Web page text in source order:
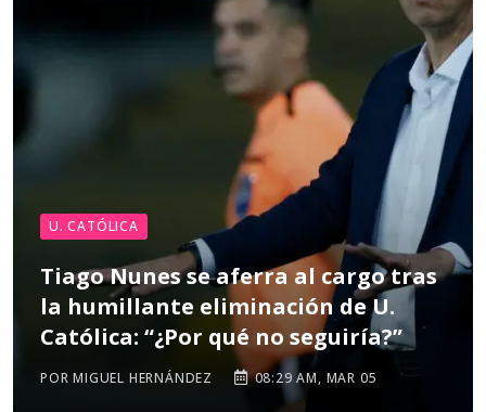
U. CATÓLICA
Tiago Nunes se aferra al cargo tras
la humillante eliminación de U.
Católica: “¿Por qué no seguiría?”
POR MIGUEL HERNÁNDEZ 08:29 AM, MAR 05